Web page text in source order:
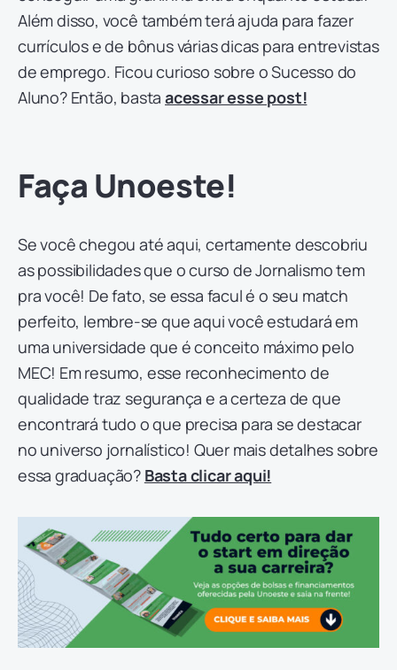
Além disso, você também terá ajuda para fazer
currículos e de bônus várias dicas para entrevistas
de emprego. Ficou curioso sobre o Sucesso do
Aluno? Então, bastaacessar esse post!
Faça Unoeste!
Se você chegou até aqui, certamente descobriu
as possibilidades que o curso de Jornalismo tem
pra você! De fato, se essa facul é o seu match
perfeito, lembre-se que aqui você estudará em
uma universidade que é conceito máximo pelo
MEC! Em resumo, esse reconhecimento de
qualidade traz segurança e a certeza de que
encontrará tudo o que precisa para se destacar
no universo jornalístico! Quer mais detalhes sobre
essa graduação? Basta clicar aqui!